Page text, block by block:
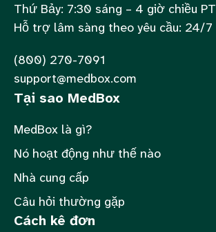
Thứ Bảy: 7:30 sáng – 4 giờ chiều PT
Hỗ trợ lâm sàng theo yêu cầu: 24/7
(800) 270-7091
support@medbox.com
Tại sao MedBox
MedBox là gì?
Nó hoạt động như thế nào
Nhà cung cấp
Câu hỏi thường gặp
Cách kê đơn